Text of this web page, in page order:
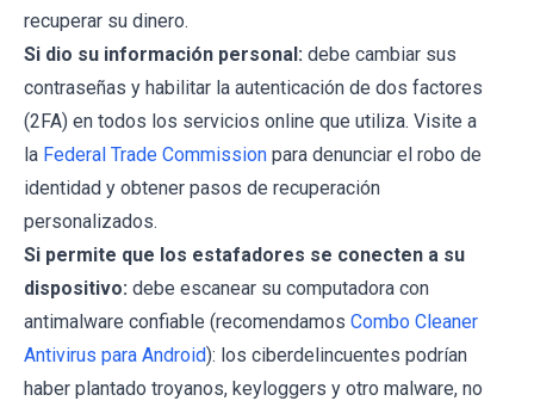
recuperar su dinero.
Si dio su información personal: debe cambiar sus
contraseñas y habilitar la autenticación de dos factores
(2FA) en todos los servicios online que utiliza. Visite a
la Federal Trade Commission para denunciar el robo de
identidad y obtener pasos de recuperación
personalizados.
Si permite que los estafadores se conecten a su
dispositivo: debe escanear su computadora con
antimalware confiable (recomendamos Combo Cleaner
Antivirus para Android): los ciberdelincuentes podrían
haber plantado troyanos, keyloggers y otro malware, no